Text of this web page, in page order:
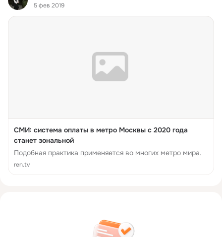
5 фев 2019
СМИ: система оплаты в метро Москвы с 2020 года
станет зональной
Подобная практика применяется во многих метро мира.
ren.tv